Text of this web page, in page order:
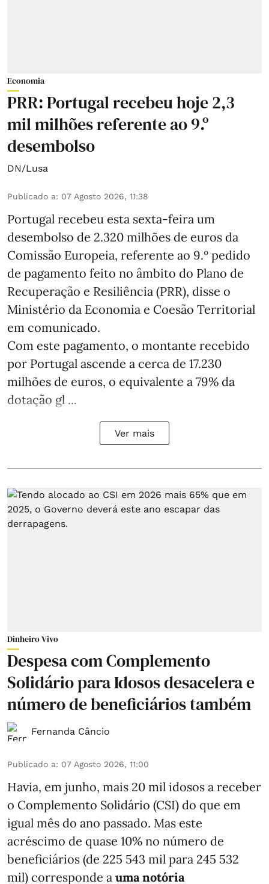
Economia
PRR: Portugal recebeu hoje 2,3
mil milhões referente ao 9.º
desembolso
DN/Lusa
Publicado a: 07 Agosto 2026, 11:38
Portugal recebeu esta sexta-feira um
desembolso de 2.320 milhões de euros da
Comissão Europeia, referente ao 9.º pedido
de pagamento feito no âmbito do Plano de
Recuperação e Resiliência (PRR), disse o
Ministério da Economia e Coesão Territorial
em comunicado.
Com este pagamento, o montante recebido
por Portugal ascende a cerca de 17.230
milhões de euros, o equivalente a 79% da
dotação gl ...
Ver mais
Dinheiro Vivo
Despesa com Complemento
Solidário para Idosos desacelera e
número de beneficiários também
Fernanda Câncio
Publicado a: 07 Agosto 2026, 11:00
Havia, em junho, mais 20 mil idosos a receber
o Complemento Solidário (CSI) do que em
igual mês do ano passado. Mas este
acréscimo de quase 10% no número de
beneficiários (de 225 543 mil para 245 532
mil) corresponde a uma notória